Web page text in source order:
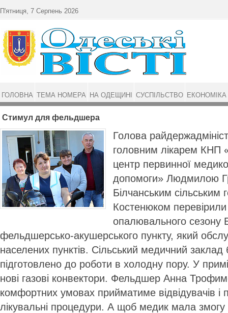
Стимул для фельдшера
Голова
головним лікарем КНП
центр первинної
допомоги» Людмилою
Білчанським
Костенюком перевірили
опалювального сезону
фельдшерсько-акушерського пункту, який
населених пунктів. Сільський медичний заклад
підготовлено до роботи в холодну пору. У
нові газові конвектори. Фельдшер Анна
комфортних умовах прийматиме відвідувачів і
лікувальні процедури. А щоб медик мала змогу
П'ятниця, 7 Серпень 2026
ГОЛОВНА ТЕМА НОМЕРА НА ОДЕЩИНІ СУСПІЛЬСТВО ЕКОНОМІКА